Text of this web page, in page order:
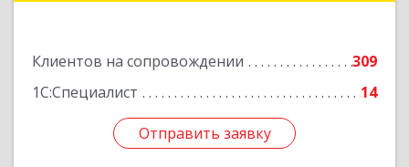
Клиентов на сопровождении
309
1С:Специалист
14
Отправить заявку
Отправить заявку